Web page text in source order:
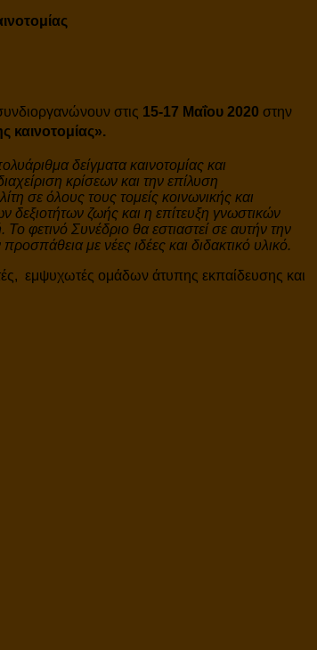
στις 15-17 Μαΐου 2020 στην
καινοτομίας».
δείγματα καινοτομίας και
κρίσεων και την επίλυση
σε όλους τους τομείς κοινωνικής και
δεξιοτήτων ζωής και η επίτευξη γνωστικών
φετινό Συνέδριο θα εστιαστεί σε αυτήν την
με νέες ιδέες και διδακτικό υλικό.
εμψυχωτές ομάδων άτυπης εκπαίδευσης και